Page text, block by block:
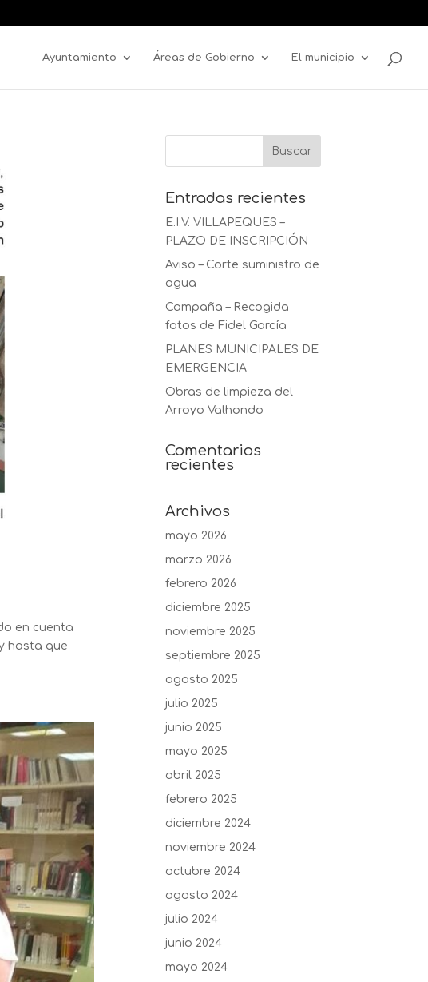
Ayuntamiento Áreas de Gobierno El municipio
en cuenta
hasta que
Entradas recientes
E.I.V. VILLAPEQUES –
PLAZO DE INSCRIPCIÓN
Aviso – Corte suministro de
agua
Campaña – Recogida
fotos de Fidel García
PLANES MUNICIPALES DE
EMERGENCIA
Obras de limpieza del
Arroyo Valhondo
Comentarios
recientes
Archivos
mayo 2026
marzo 2026
febrero 2026
diciembre 2025
noviembre 2025
septiembre 2025
agosto 2025
julio 2025
junio 2025
mayo 2025
abril 2025
febrero 2025
diciembre 2024
noviembre 2024
octubre 2024
agosto 2024
julio 2024
junio 2024
mayo 2024